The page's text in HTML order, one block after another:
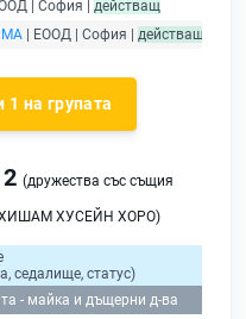
| София | действащ
| ЕООД | София | действащ
1 на групата
(дружества със същия
ХИШАМ ХУСЕЙН ХОРО)
седалище, статус)
- майка и дъщерни д-ва